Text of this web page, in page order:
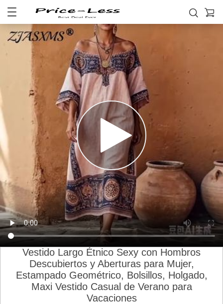
Vestido Largo Étnico Sexy con Hombros
Descubiertos y Aberturas para Mujer,
Estampado Geométrico, Bolsillos, Holgado,
Maxi Vestido Casual de Verano para
Vacaciones